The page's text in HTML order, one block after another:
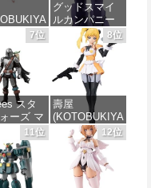
ミデバイ
ザイアメ
レイダ
ガーグ
全高約
1/1ス
プラモ
：¥6,239
グッドスマイ
ルカンパニー
巨神ゴーグ
MODEROID マ
ノン・ガーデ
ィアン 組み立
て式プラモデ
ル ノンスケー
ル 全高約
170mm
価格：¥7,656
7位
スタ
ーズ マ
リアン&
グー
ディン
ン&グロ
ABS樹
8位
壽屋
(KOTOBUKIYA
) 無限邂逅メガ
ロマリア スタ
ーズ 全高約
140mm ノンス
ケール プラモ
11位 12位